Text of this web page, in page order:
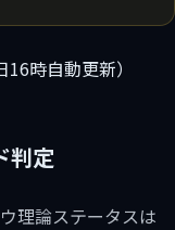
時自動更新）
判定
理論ステータスは